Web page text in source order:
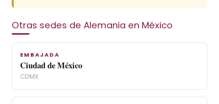
Otras sedes de Alemania en México
EMBAJADA
Ciudad de México
CDMX